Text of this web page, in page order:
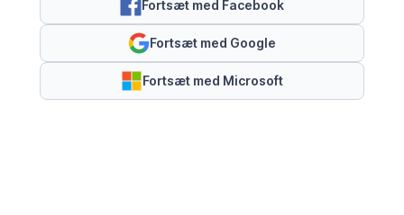
Fortsæt med Facebook
Fortsæt med Google
Fortsæt med Microsoft